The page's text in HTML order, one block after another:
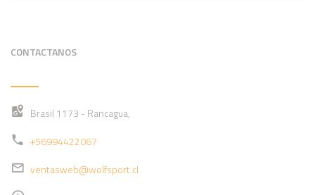
CONTACTANOS
Brasil 1173 - Rancagua,
+56994422067
ventasweb@wolfsport.cl